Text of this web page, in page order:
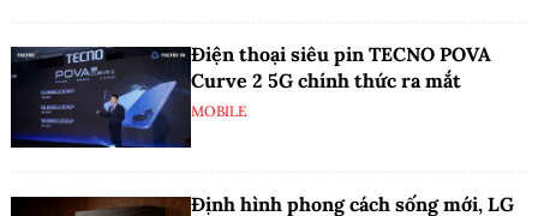
Điện thoại siêu pin TECNO POVA
Curve 2 5G chính thức ra mắt
MOBILE
Định hình phong cách sống mới, LG